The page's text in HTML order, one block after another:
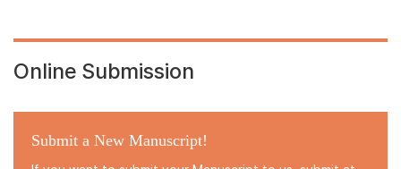
Online Submission
Submit a New Manuscript!